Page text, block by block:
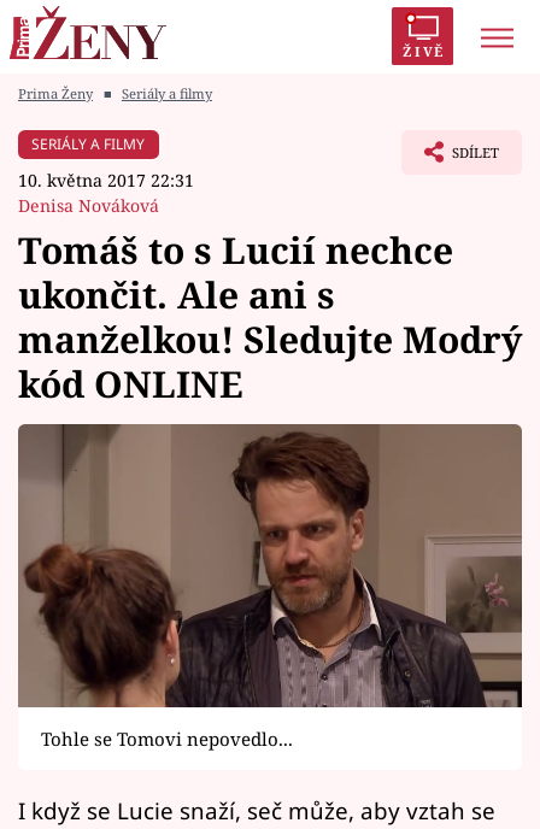
ŽIVĚ
Módní alarm
Témata
Celebrity
Vztahy
Seriály
Horoskopy
Sledujte prima+
Filmový festival Karlovy Vary
Prima Ženy ■ Seriály a filmy
SERIÁLY A FILMY
10. května 2017 22:31
Denisa Nováková
SDÍLET
Tomáš to s Lucií nechce
ukončit. Ale ani s
manželkou! Sledujte Modrý
kód ONLINE
Tohle se Tomovi nepovedlo...
I když se Lucie snaží, seč může, aby vztah se